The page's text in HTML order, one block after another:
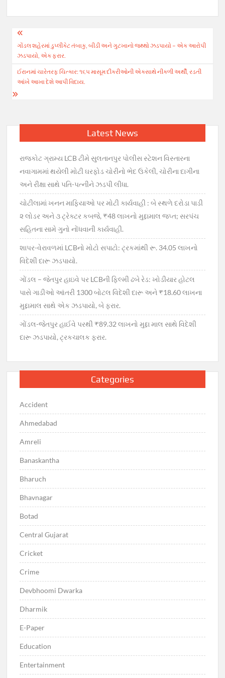
Post
navigation
ગોંડલ શહેરમાં ડુપ્લીકેટ તંબાકુ, બીડી અને ગુટખાનો જથ્થો ઝડપાયો – એક આરોપી
ઝડપાયો, એક ફરાર.
ઈરાનમાં ચારેતરફ ચિત્કાર: ૧૬૫ માસૂમ દીકરીઓની એકસાથે નીકળી અર્થી, રડતી
આંખે આખા દેશે આપી વિદાય.
Latest News
રાજકોટ ગ્રામ્ય LCB ટીમે સુલતાનપુર પોલીસ સ્ટેશન વિસ્તારના
નવાગામમાં થયેલી મોટી ઘરફોડ ચોરીનો ભેદ ઉકેલી, ચોરીના દાગીના
અને રીક્ષા સાથે પતિ-પત્નીને ઝડપી લીધા.
ચોટીલામાં ખનન માફિયાઓ પર મોટી કાર્યવાહી : બે સ્થળે દરોડા પાડી
૨ લોડર અને ૩ ટ્રેક્ટર કબજે, ₹48 લાખનો મુદ્દામાલ જપ્ત; સરપંચ
સહિતના સામે ગુનો નોંધવાની કાર્યવાહી.
શાપર-વેરાવળમાં LCBનો મોટો સપાટો: ટ્રકમાંથી રૂ. 34.05 લાખનો
વિદેશી દારૂ ઝડપાયો.
ગોંડલ – જેતપુર હાઇવે પર LCBની ફિલ્મી ઢબે રેડ: ખોડીયાર હોટલ
પાસે ગાડીઓ આંતરી 1300 બોટલ વિદેશી દારૂ અને ₹18.60 લાખના
મુદ્દામાલ સાથે એક ઝડપાયો, બે ફરાર.
ગોંડલ-જેતપુર હાઈવે પરથી ₹89.32 લાખનો મુદ્દા માલ સાથે વિદેશી
દારૂ ઝડપાયો, ટ્રકચાલક ફરાર.
Categories
Accident
Ahmedabad
Amreli
Banaskantha
Bharuch
Bhavnagar
Botad
Central Gujarat
Cricket
Crime
Devbhoomi Dwarka
Dharmik
E-Paper
Education
Entertainment